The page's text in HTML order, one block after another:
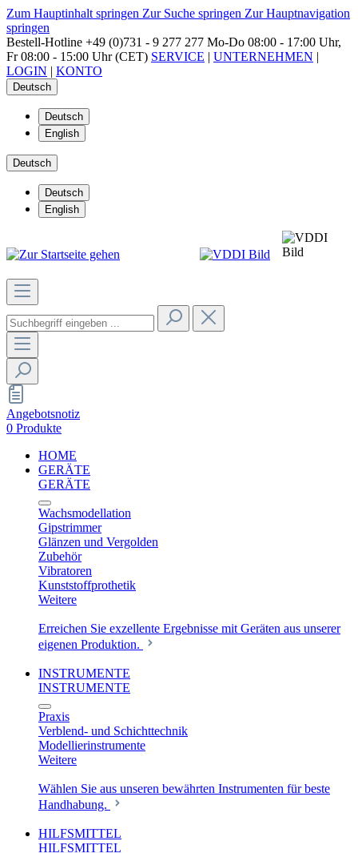
Zum Hauptinhalt springen Zur Suche springen Zur Hauptnavigation
springen
Bestell-Hotline +49 (0)731 - 9 277 277 Mo-Do 08:00 - 17:00 Uhr,
Fr 08:00 - 15:00 Uhr (CET) SERVICE | UNTERNEHMEN |
LOGIN | KONTO
Deutsch
Deutsch
English
Deutsch
Deutsch
English
Angebotsnotiz
0 Produkte
HOME
GERÄTE
GERÄTE
Wachsmodellation
Gipstrimmer
Glänzen und Vergolden
Zubehör
Vibratoren
Kunststoffprothetik
Weitere
Erreichen Sie exzellente Ergebnisse mit Geräten aus unserer
eigenen Produktion.
INSTRUMENTE
INSTRUMENTE
Praxis
Verblend- und Schichttechnik
Modellierinstrumente
Weitere
Wählen Sie aus unseren bewährten Instrumenten für beste
Handhabung.
HILFSMITTEL
HILFSMITTEL